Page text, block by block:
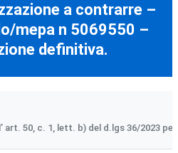
a contrarre –
mepa n 5069550 –
definitiva.
art. 50, c. 1, lett. b) del d.lgs 36/2023